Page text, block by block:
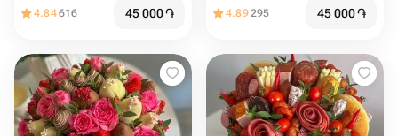
4.84616 45 000֏ 4.89295 45 000֏